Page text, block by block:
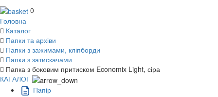
0
Головна
Каталог
Папки та архіви
Папки з зажимами, кліпборди
Папки з затискачами
Папка з боковим притиском Economix Light, сіра
КАТАЛОГ
Пaпiр